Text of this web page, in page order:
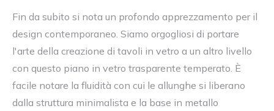
Fin da subito si nota un profondo apprezzamento per il
design contemporaneo. Siamo orgogliosi di portare
l'arte della creazione di tavoli in vetro a un altro livello
con questo piano in vetro trasparente temperato. È
facile notare la fluidità con cui le allunghe si liberano
dalla struttura minimalista e la base in metallo